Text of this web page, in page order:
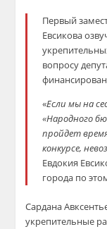
Первый
Евсикова
вопросу
«Если мы на
«Народного
пройдет
конкурсе,
Евдокия
города по
Сардана
укрепительные